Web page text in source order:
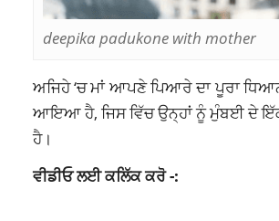
deepika padukone with mother
ਅਜਿਹੇ ‘ਚ ਮਾਂ ਆਪਣੇ ਪਿਆਰੇ ਦਾਪੂਰਾ
ਆਇਆ ਹੈ, ਜਿਸ ਵਿੱਚ ਉਨ੍ਹਾਂ ਨੂੰ ਮੁੰਬਈ ਦੇ ਇੱਕ
ਹੈ।
ਵੀਡੀਓ ਲਈ ਕਲਿੱਕ ਕਰੋ -: